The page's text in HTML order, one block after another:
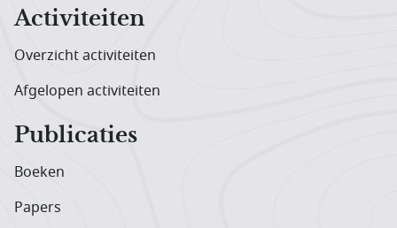
Activiteiten
Overzicht activiteiten
Afgelopen activiteiten
Publicaties
Boeken
Papers